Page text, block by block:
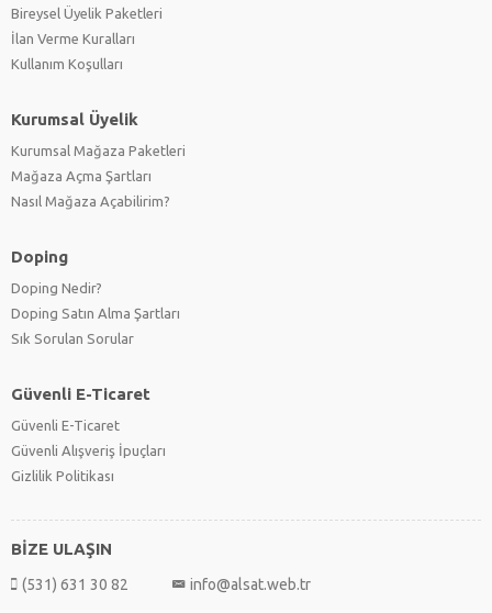
Bireysel Üyelik Paketleri
İlan Verme Kuralları
Kullanım Koşulları
Kurumsal Üyelik
Kurumsal Mağaza Paketleri
Mağaza Açma Şartları
Nasıl Mağaza Açabilirim?
Doping
Doping Nedir?
Doping Satın Alma Şartları
Sık Sorulan Sorular
Güvenli E-Ticaret
Güvenli E-Ticaret
Güvenli Alışveriş İpuçları
Gizlilik Politikası
BİZE ULAŞIN
(531) 631 30 82 info@alsat.web.tr